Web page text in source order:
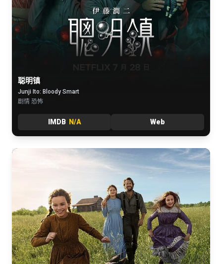
聪明镇
Junji Ito: Bloody Smart
剧情 恐怖
IMDB N/A Web